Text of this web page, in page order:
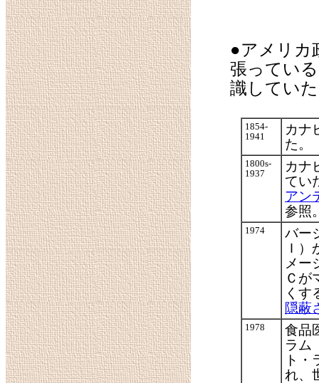
●アメリカ
張ってい
識してい
1854-
1941
カナ
た。
1800s-
1937
カナ
てい
アン
参照
1974
バー
Ｉ
メー
Ｃが
くす
隠蔽
1978
食品
ラム
ト
れ、